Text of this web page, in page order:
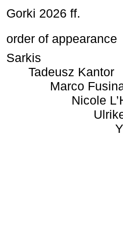
Gorki 2026 ff.
order of appearance
Sarkis
Tadeusz Kantor
Marco
Nicole